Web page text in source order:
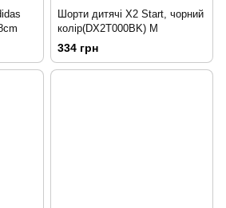
Шорти дитячі X2 Start, чорний
колір(DX2T000BK) M
334 грн